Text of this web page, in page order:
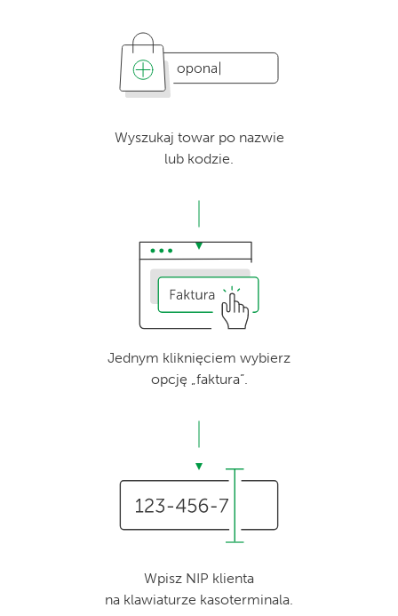
Wyszukaj towar po nazwie
lub kodzie.
Jednym kliknięciem wybierz
opcję „faktura”.
Wpisz NIP klienta
na klawiaturze kasoterminala.